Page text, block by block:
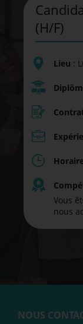
(H/F)
Lieu :
Vous
nous
NOUS